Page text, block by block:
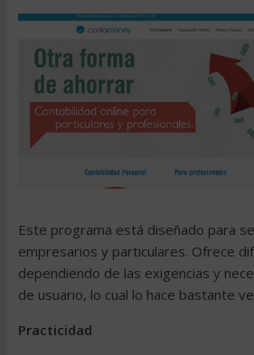
Este programa está diseñado para
empresarios y particulares. Ofrece
dependiendo de las exigencias y
de usuario, lo cual lo hace bastante
Practicidad